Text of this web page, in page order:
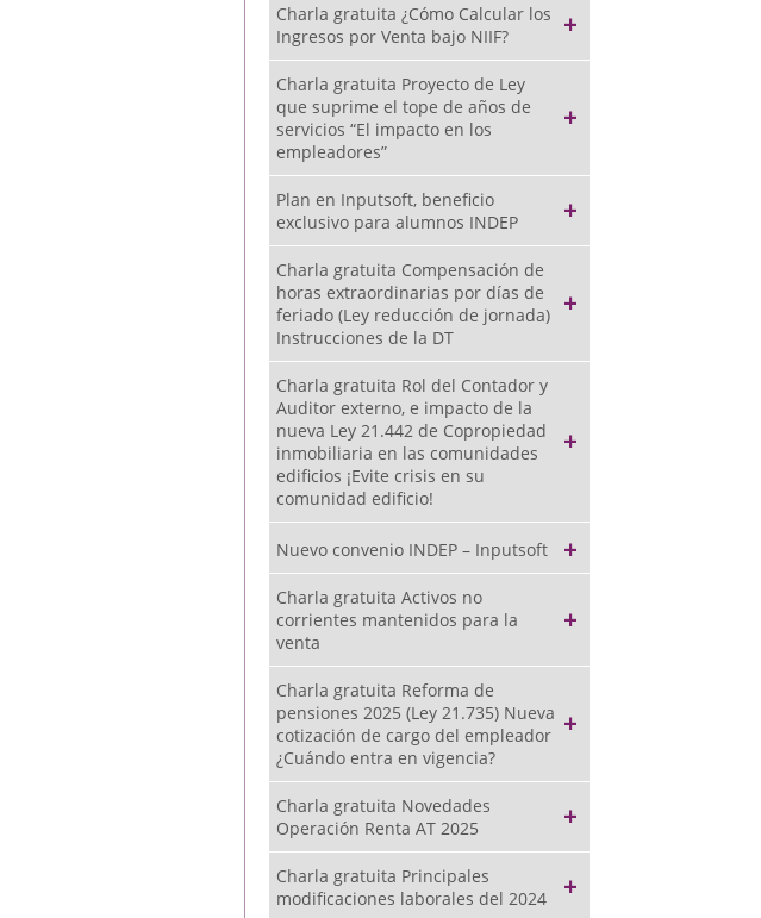
Charla gratuita ¿Cómo Calcular los
Ingresos por Venta bajo NIIF?
Charla gratuita Proyecto de Ley
que suprime el tope de años de
servicios “El impacto en los
empleadores”
Plan en Inputsoft, beneficio
exclusivo para alumnos INDEP
Charla gratuita Compensación de
horas extraordinarias por días de
feriado (Ley reducción de jornada)
Instrucciones de la DT
Charla gratuita Rol del Contador y
Auditor externo, e impacto de la
nueva Ley 21.442 de Copropiedad
inmobiliaria en las comunidades
edificios ¡Evite crisis en su
comunidad edificio!
Nuevo convenio INDEP – Inputsoft
Charla gratuita Activos no
corrientes mantenidos para la
venta
Charla gratuita Reforma de
pensiones 2025 (Ley 21.735) Nueva
cotización de cargo del empleador
¿Cuándo entra en vigencia?
Charla gratuita Novedades
Operación Renta AT 2025
Charla gratuita Principales
modificaciones laborales del 2024